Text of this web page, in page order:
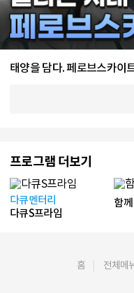
태양을 담다. 페로브스카이
프로그램 더보기
다큐멘터리
다큐S프라임
함
홈 전체메